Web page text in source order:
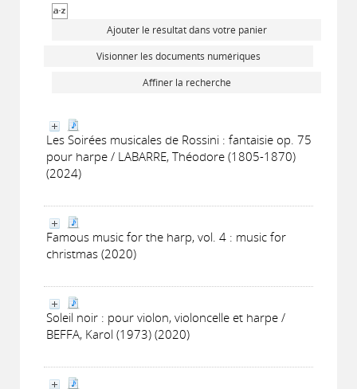
Ajouter le résultat dans votre panier
Visionner les documents numériques
Affiner la recherche
Les Soirées musicales de Rossini : fantaisie op. 75
pour harpe / LABARRE, Théodore (1805-1870)
(2024)
Famous music for the harp, vol. 4 : music for
christmas (2020)
Soleil noir : pour violon, violoncelle et harpe /
BEFFA, Karol (1973) (2020)